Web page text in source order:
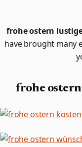
frohe ostern
have brought many
frohe